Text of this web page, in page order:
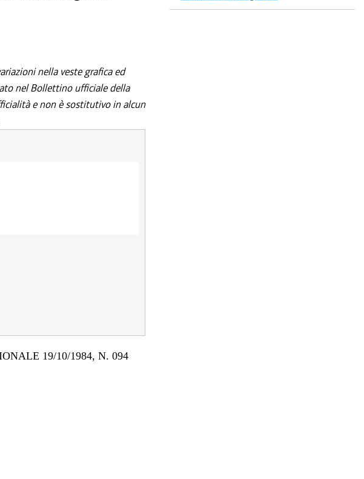
nella veste grafica ed
nel Bollettino ufficiale della
e non è sostitutivo in alcun
19/10/1984, N. 094